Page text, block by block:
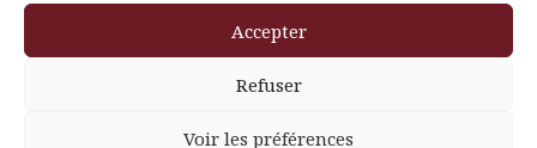
Accepter
Refuser
Voir les préférences
Themeisle